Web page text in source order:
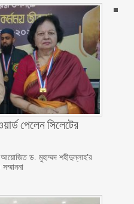
পেলেন সিলেটের
আয়োজিত ড. মুহাম্মদ শহীদুল্লাহ’র